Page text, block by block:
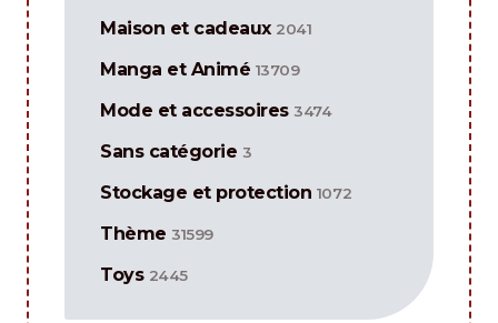
Maison et cadeaux 2041
Manga et Animé 13709
Mode et accessoires 3474
Sans catégorie 3
Stockage et protection 1072
Thème 31599
Toys 2445